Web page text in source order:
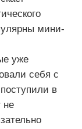
мини-
уже
себя с
в
не